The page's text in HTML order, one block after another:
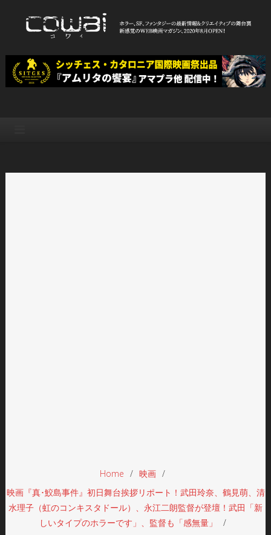
WEB映画マガジン「cowai コ
ワイ」
Home
映画
映画『真･鮫島事件』初日舞台挨拶リポート！武田玲奈、鶴見萌、清
水理子（虹のコンキスタドール）、永江二朗監督が登壇！武田「新
しいタイプのホラーです」、監督も「感無量」